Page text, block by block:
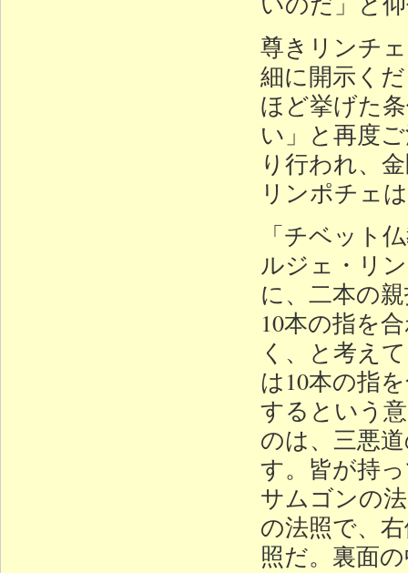
尊きリンチ
細に開示く
ほど挙げた
い」と再度
り行われ、
リンポチェ
「チベット
ルジェ・リ
に、二本の
10本の指を
く、と考え
は10本の指
するという
のは、三悪
す。皆が持
サムゴンの
の法照で、
照だ。裏面